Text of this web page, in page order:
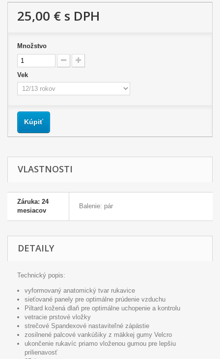
25,00 € s DPH
Množstvo
Vek
Kúpiť
VLASTNOSTI
Záruka: 24
mesiacov
Balenie: pár
DETAILY
Technický popis:
vyformovaný anatomický tvar rukavice
sieťované panely pre optimálne prúdenie vzduchu
Piltard kožená dlaň pre optimálne uchopenie a kontrolu
vetracie prstové vložky
strečové Spandexové nastaviteľné zápästie
zosilnené palcové vankúšiky z mäkkej gumy Velcro
ukončenie rukavíc priamo vloženou gumou pre lepšiu
prilienavosť